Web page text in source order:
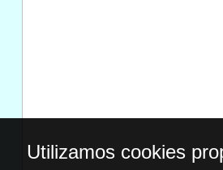
Utilizamos cookies